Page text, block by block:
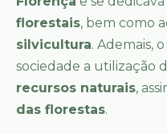
florestais, bem como
silvicultura. Ademais,
sociedade a utilização
recursos naturais,
das florestas.